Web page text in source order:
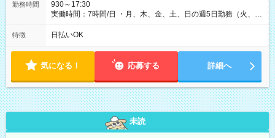
勤務時間
930～17:30
実働時間：7時間/日 ・月、木、金、土、日の週5日勤務（火、水
は固定休です／夏季、年末年始等、長期休暇有り！） ・ワンシ
フト！ 残業ほぼナシ（0～5h/月）
特徴 日払いOK
気になる！ 応募する 詳細へ
未読